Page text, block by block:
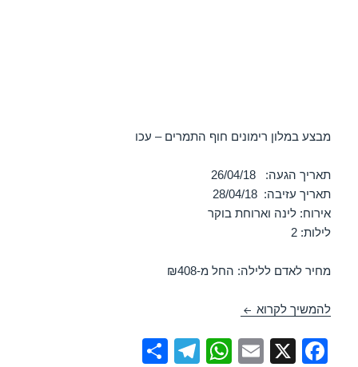
מבצע במלון רימונים חוף התמרים – עכו
תאריך הגעה: 26/04/18
תאריך עזיבה: 28/04/18
אירוח: לינה וארוחת בוקר
לילות: 2
מחיר לאדם ללילה: החל מ-₪408
להמשיך לקרוא חופשה במלון רימונים חוף התמרים – עכו 26/04/2018
F
X
E
W
T